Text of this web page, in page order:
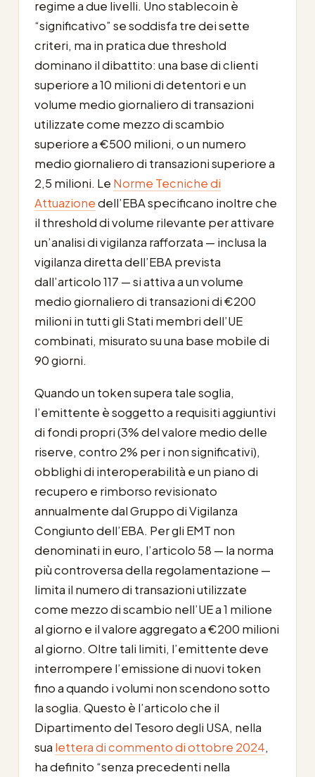
regime a due livelli. Uno stablecoin è
“significativo” se soddisfa tre dei sette
criteri, ma in pratica due threshold
dominano il dibattito: una base di clienti
superiore a 10 milioni di detentori e un
volume medio giornaliero di transazioni
utilizzate come mezzo di scambio
superiore a €500 milioni, o un numero
medio giornaliero di transazioni superiore a
2,5 milioni. Le Norme Tecniche di
Attuazionedell’EBA specificano inoltre che
il threshold di volume rilevante per attivare
un’analisi di vigilanza rafforzata — inclusa la
vigilanza diretta dell’EBA prevista
dall’articolo 117 — si attiva a un volume
medio giornaliero di transazioni di €200
milioni in tutti gli Stati membri dell’UE
combinati, misurato su una base mobile di
90 giorni.
Quando un token supera tale soglia,
l’emittente è soggetto a requisiti aggiuntivi
di fondi propri (3% del valore medio delle
riserve, contro 2% per i non significativi),
obblighi di interoperabilità e un piano di
recupero e rimborso revisionato
annualmente dal Gruppo di Vigilanza
Congiunto dell’EBA. Per gli EMT non
denominati in euro, l’articolo 58 — la norma
più controversa della regolamentazione —
limita il numero di transazioni utilizzate
come mezzo di scambio nell’UE a 1 milione
al giorno e il valore aggregato a €200 milioni
al giorno. Oltre tali limiti, l’emittente deve
interrompere l’emissione di nuovi token
fino a quando i volumi non scendono sotto
la soglia. Questo è l’articolo che il
Dipartimento del Tesoro degli USA, nella
sua lettera di commento di ottobre 2024,
ha definito “senza precedenti nella